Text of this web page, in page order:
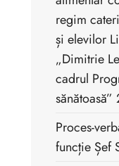
regim
și elevilor
„Dimitrie
cadrul
Proces-
funcție Șef